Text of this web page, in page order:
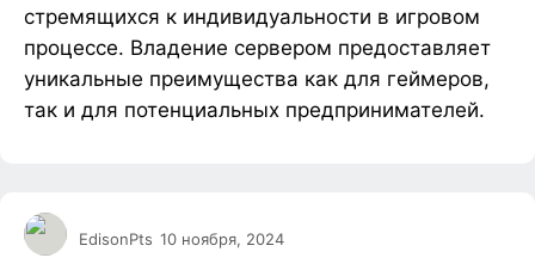
стремящихся к индивидуальности в игровом
процессе. Владение сервером предоставляет
уникальные преимущества как для геймеров,
так и для потенциальных предпринимателей.
EdisonPts 10 ноября, 2024